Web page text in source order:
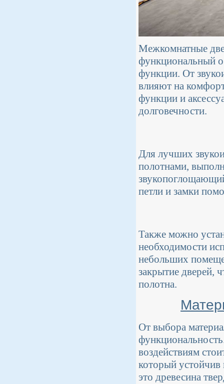
Межкомнатные
функциональный
функции. От
влияют на
функции и
долговечности.
Для лучших
полотнами,
петли и замки
Также можно
необходимости
небольших
закрытие дверей,
полотна.
От выбора
воздействиям
который
это древесина